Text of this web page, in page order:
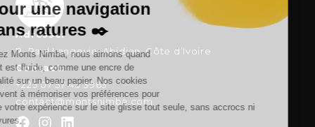
Adresse:
R. Paul Langevin, Abidjan, Côte d’Ivoire
Contact:
+225 07 57 43 3963
contact@montsnimba.com